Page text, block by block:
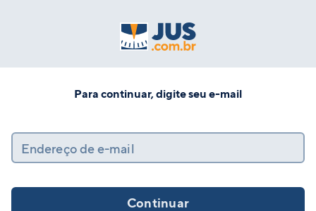
Para continuar, digite seu e-mail
Endereço de e-mail
Continuar